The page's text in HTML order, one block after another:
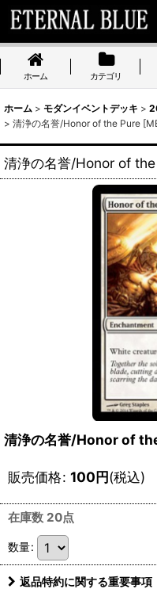
ホーム カテゴリ
ホーム > モダンイベントデッキ >
> 清浄の名誉/Honor of the Pure
清浄の名誉/Honor of
清浄の名誉/Honor of
販売価格: 100円(税込)
在庫数 20点
数量:
返品特約に関する重要事項